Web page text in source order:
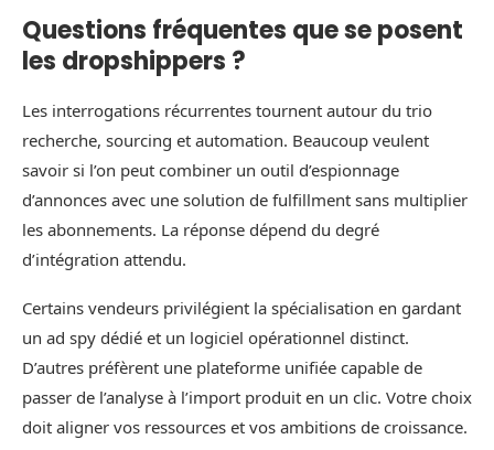
Questions fréquentes que se posent
les dropshippers ?
Les interrogations récurrentes tournent autour du trio
recherche, sourcing et automation. Beaucoup veulent
savoir si l’on peut combiner un outil d’espionnage
d’annonces avec une solution de fulfillment sans multiplier
les abonnements. La réponse dépend du degré
d’intégration attendu.
Certains vendeurs privilégient la spécialisation en gardant
un ad spy dédié et un logiciel opérationnel distinct.
D’autres préfèrent une plateforme unifiée capable de
passer de l’analyse à l’import produit en un clic. Votre choix
doit aligner vos ressources et vos ambitions de croissance.